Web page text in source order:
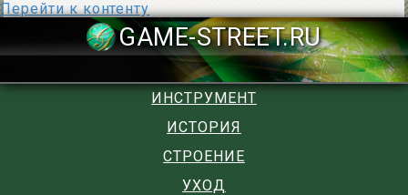
Перейти к контенту
GAME-
ИНСТРУМЕНТ
ИСТОРИЯ
СТРОЕНИЕ
УХОД